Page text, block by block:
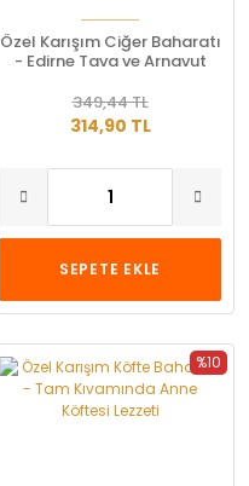
Özel Karışım Ciğer Baharatı
- Edirne Tava ve Arnavut
314,90 TL
349,44 TL
SEPETE EKLE
%10